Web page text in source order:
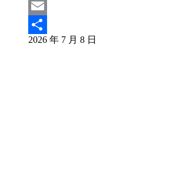
Gmail
Email
分
2026 年 7 月 8 日